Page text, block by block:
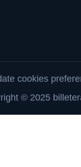
cookies
© 2025